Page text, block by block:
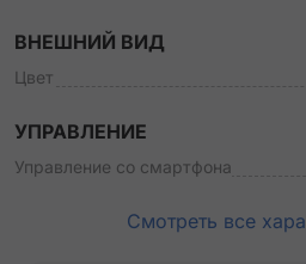
ВНЕШНИЙ ВИД
Цвет
УПРАВЛЕНИЕ
Управление со смартфона
Смотреть все